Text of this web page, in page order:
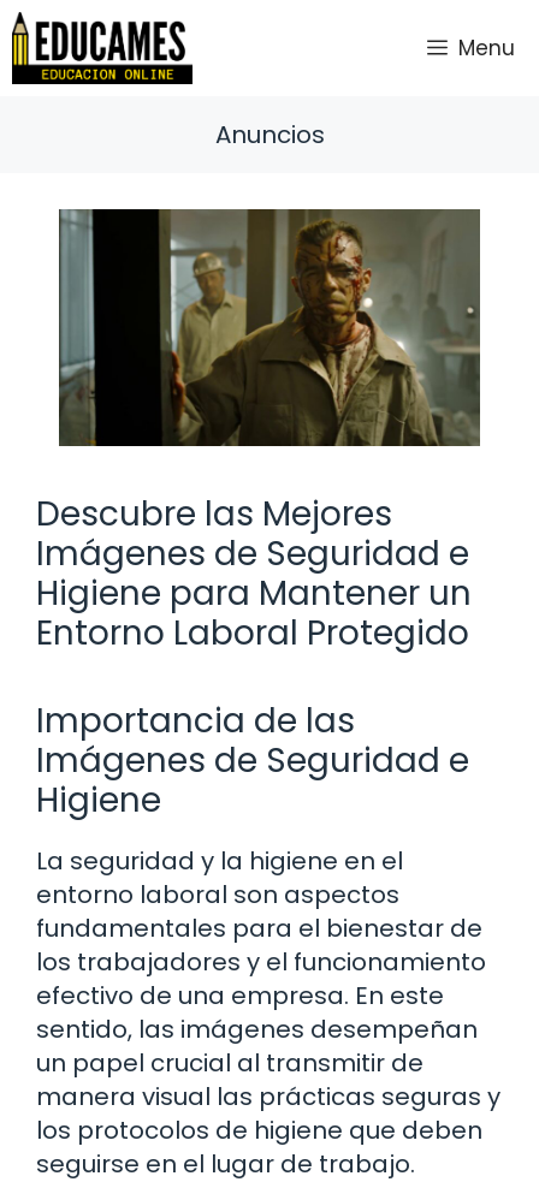
Saltar
contenido
Menu
Anuncios
Descubre las Mejores
Imágenes de Seguridad e
Higiene para Mantener un
Entorno Laboral Protegido
Importancia de las
Imágenes de Seguridad e
Higiene
La seguridad y la higiene en el
entorno laboral son aspectos
fundamentales para el bienestar de
los trabajadores y el funcionamiento
efectivo de una empresa. En este
sentido, las imágenes desempeñan
un papel crucial al transmitir de
manera visual las prácticas seguras y
los protocolos de higiene que deben
seguirse en el lugar de trabajo.